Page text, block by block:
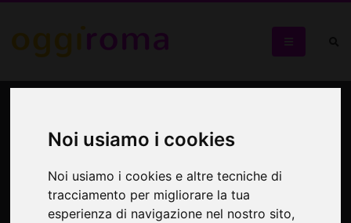
Noi usiamo i cookies
Noi usiamo i cookies e altre tecniche di
tracciamento per migliorare la tua
esperienza di navigazione nel nostro sito,
Mostra personale di Testasecca